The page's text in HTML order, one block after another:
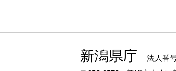
新潟県庁
法人番